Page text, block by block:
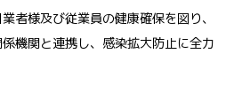
者様及び従業員の健康確保を図り、
機関と連携し、感染拡大防止に全力